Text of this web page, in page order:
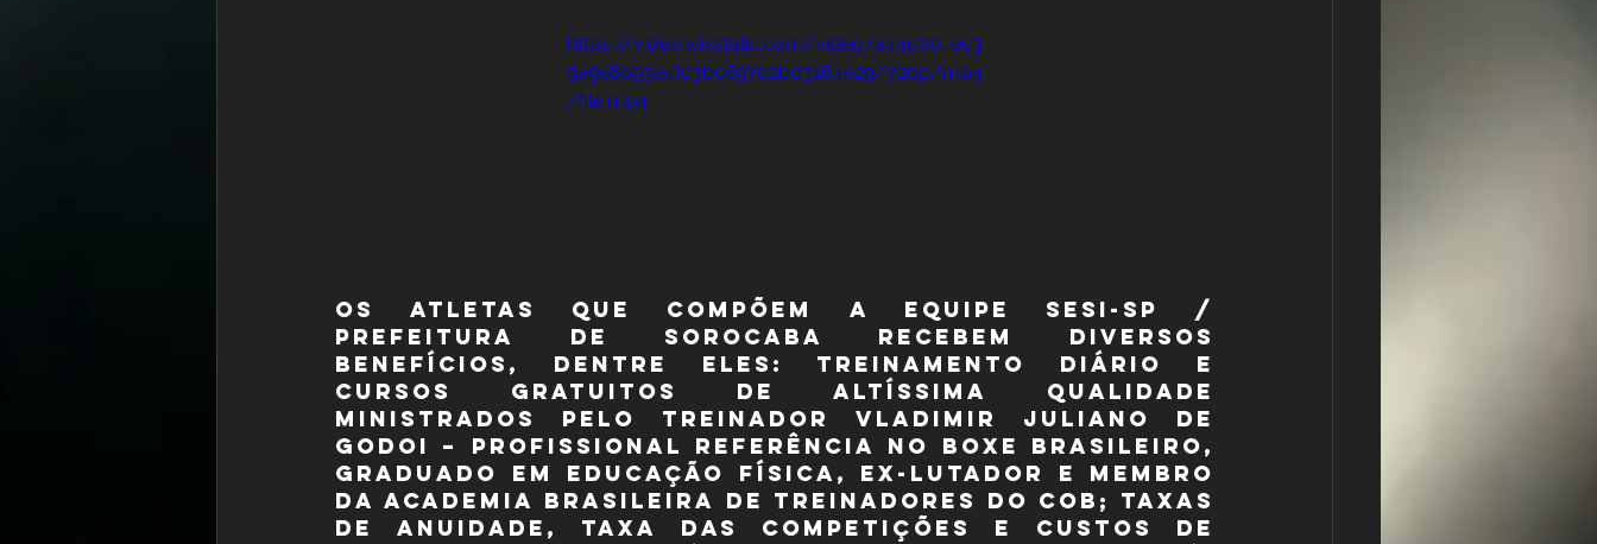
https://video.wixstatic.com/video/a44c0b_ec3
9a9e8b93e4fc3bc89702bd3164e29/720p/mp4
/file.mp4
Os atletas que compõem a equipe SESI-SP /
Prefeitura de Sorocaba recebem diversos
benefícios, dentre eles: Treinamento diário e
cursos gratuitos de altíssima qualidade
ministrados pelo treinador Vladimir Juliano de
Godoi – profissional referência no boxe brasileiro,
graduado em Educação física, ex-lutador e membro
da Academia Brasileira de Treinadores do COB; taxas
de anuidade, taxa das competições e custos de